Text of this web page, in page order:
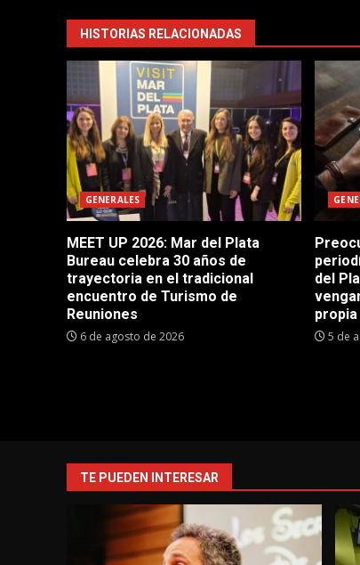
HISTORIAS RELACIONADAS
GENERALES
MEET UP 2026: Mar del Plata
Bureau celebra 30 años de
trayectoria en el tradicional
encuentro de Turismo de
Reuniones
6 de agosto de 2026
del
propia
5 de
TE PUEDEN INTERESAR